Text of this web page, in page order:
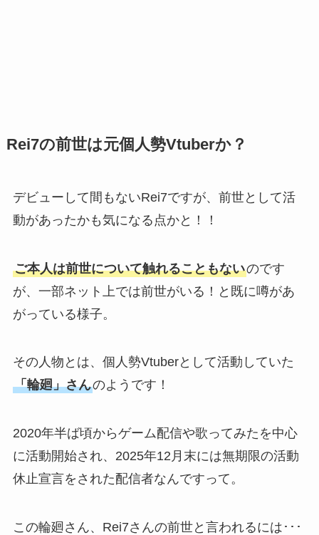
Rei7の前世は元個人勢Vtuberか？
デビューして間もないRei7ですが、前世として活
動があったかも気になる点かと！！
ご本人は前世について触れることもないのです
が、一部ネット上では前世がいる！と既に噂があ
がっている様子。
その人物とは、個人勢Vtuberとして活動していた
「輪廻」さんのようです！
2020年半ば頃からゲーム配信や歌ってみたを中心
に活動開始され、2025年12月末には無期限の活動
休止宣言をされた配信者なんですって。
この輪廻さん、Rei7さんの前世と言われるには･･･